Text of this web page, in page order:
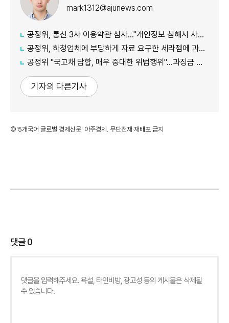
mark1312@ajunews.com
공정위, 통신 3사 이용약관 심사…"개인정보 침해시 사업자 책임 강화"
공정위, 하청업체에 부당하게 자료 요구한 세라젬에 과징금 4.3억원 부과
공정위 "국고채 담합, 매우 중대한 위법행위"...과징금 최대 15조원 전망
기자의 다른기사
©'5개국어 글로벌 경제신문' 아주경제. 무단전재·재배포 금지
댓글0